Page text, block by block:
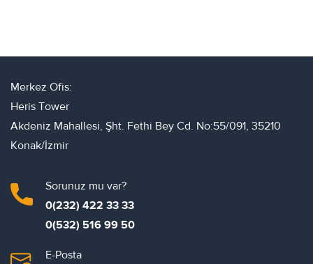
Merkez Ofis:
Heris Tower
Akdeniz Mahallesi, Şht. Fethi Bey Cd. No:55/091, 35210
Konak/İzmir
Sorunuz mu var?
0(232) 422 33 33
0(532) 516 99 50
E-Posta